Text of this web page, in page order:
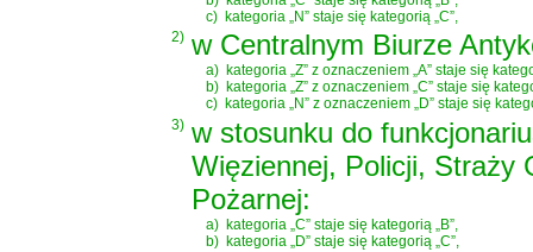
c) kategoria „N” staje się kategorią „C”,
2) w Centralnym Biurze
a) kategoria „Z” z oznaczeniem „A” staje się
b) kategoria „Z” z oznaczeniem „C” staje się
c) kategoria „N” z oznaczeniem „D” staje się
3) w stosunku do
Więziennej, Policji, Straży
Pożarnej:
a) kategoria „C” staje się kategorią „B”,
b) kategoria „D” staje się kategorią „C”,